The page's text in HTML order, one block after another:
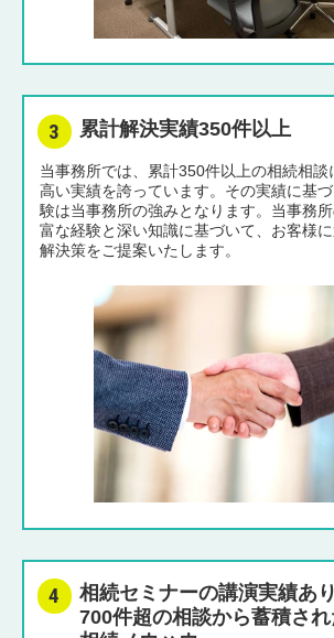
累計解決実績350件以上
当事務所では、累計350件以上の相続相談
高い実績を誇っています。その実績に基
験は当事務所の強みとなります。当事務
富な経験と深い知識に基づいて、お客様
解決策をご提案いたします。
相続セミナーの講演実績あり
700件超の相談から蓄積され